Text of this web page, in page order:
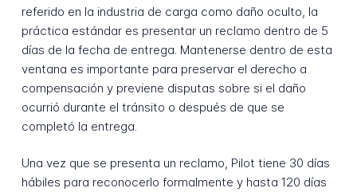
referido en la industria de carga como daño oculto, la
práctica estándar es presentar un reclamo dentro de 5
días de la fecha de entrega. Mantenerse dentro de esta
ventana es importante para preservar el derecho a
compensación y previene disputas sobre si el daño
ocurrió durante el tránsito o después de que se
completó la entrega.
Una vez que se presenta un reclamo, Pilot tiene 30 días
hábiles para reconocerlo formalmente y hasta 120 días